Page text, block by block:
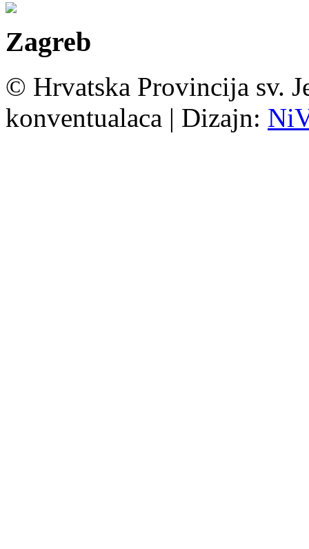
Zagreb
© Hrvatska Provincija sv.
konventualaca | Dizajn: